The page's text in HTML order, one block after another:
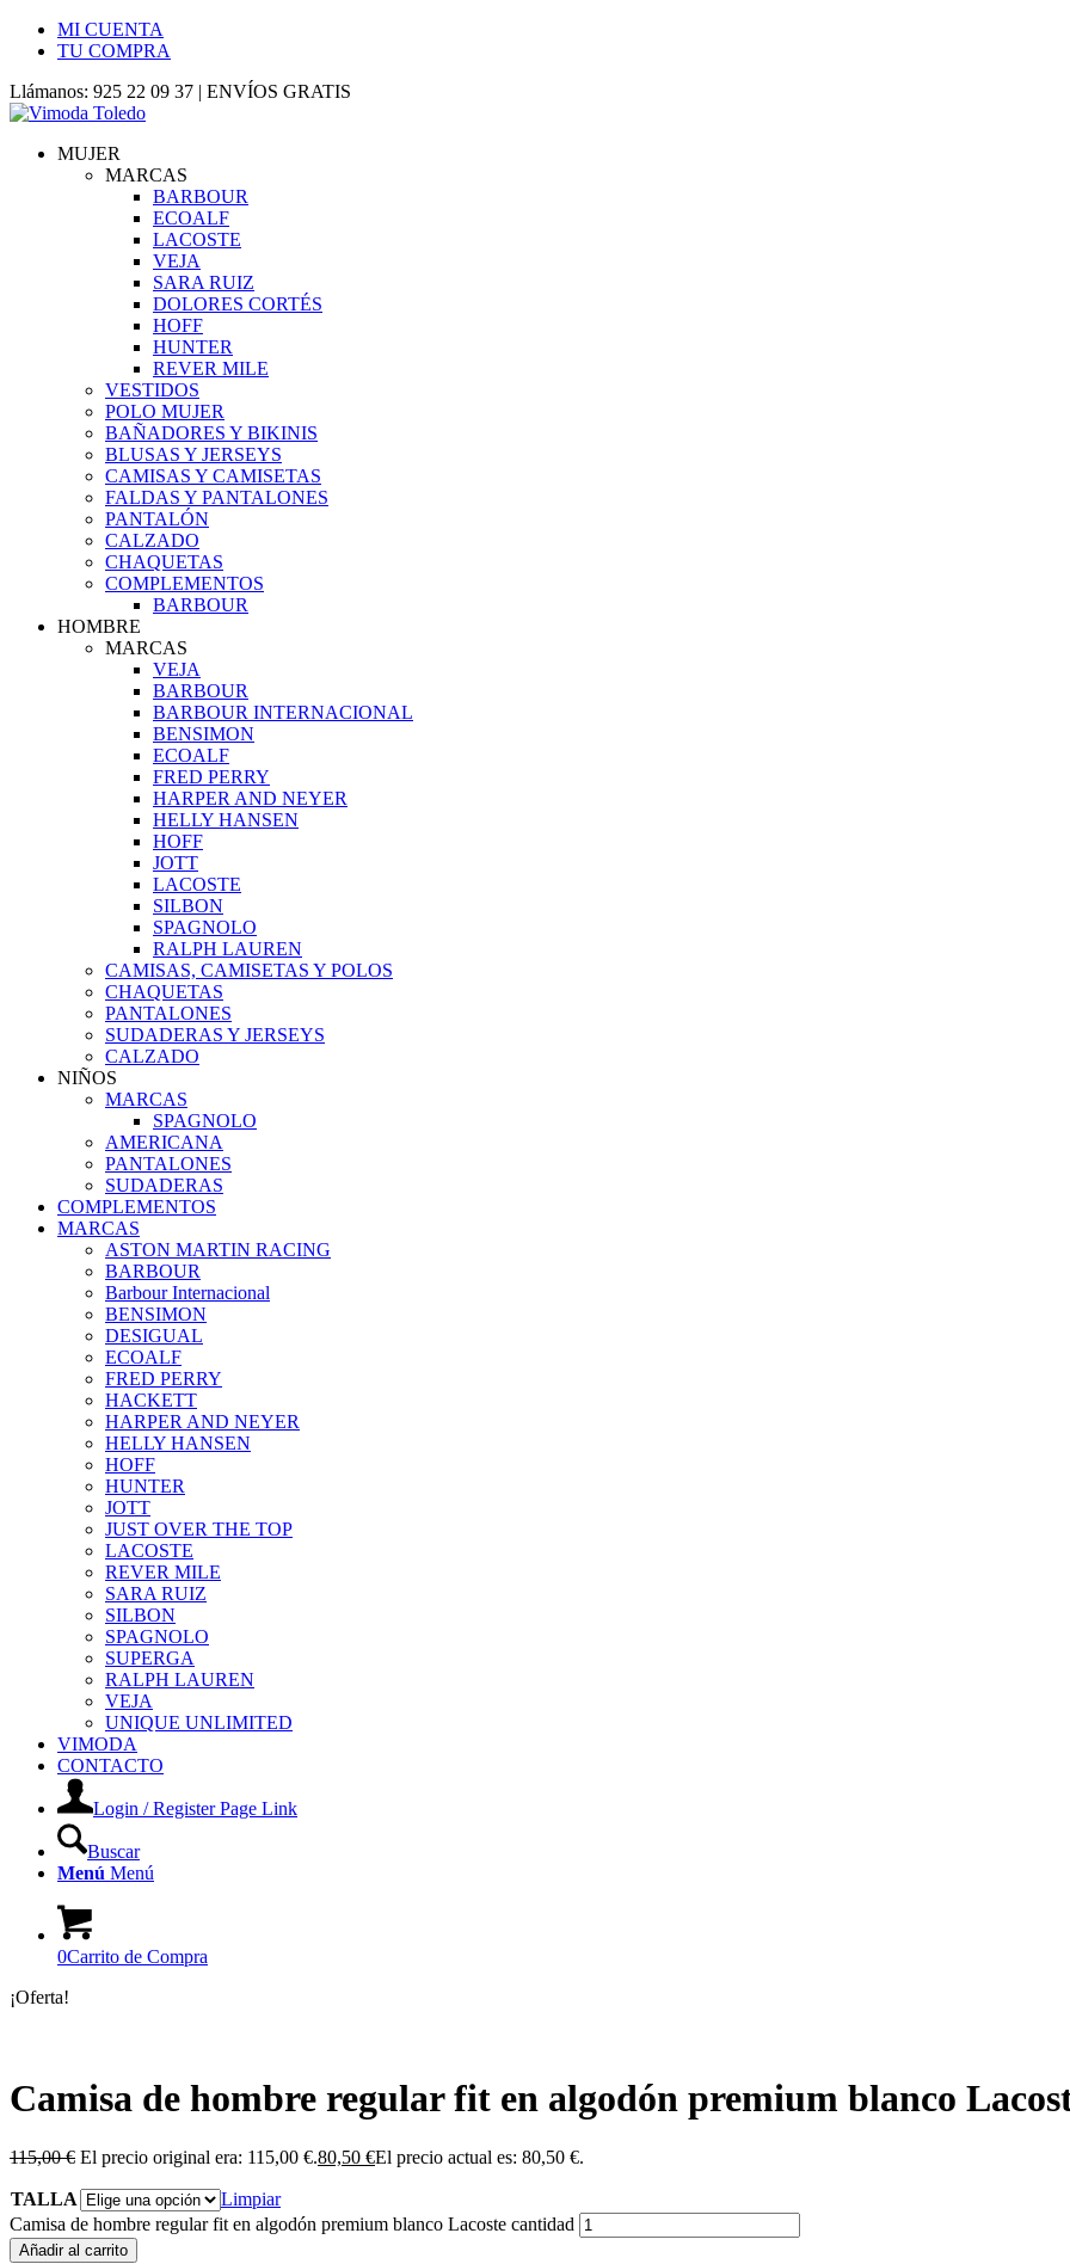
MI CUENTA
TU COMPRA
Llámanos: 925 22 09 37 | ENVÍOS GRATIS
MUJER
MARCAS
BARBOUR
ECOALF
LACOSTE
VEJA
SARA RUIZ
DOLORES CORTÉS
HOFF
HUNTER
REVER MILE
VESTIDOS
POLO MUJER
BAÑADORES Y BIKINIS
BLUSAS Y JERSEYS
CAMISAS Y CAMISETAS
FALDAS Y PANTALONES
PANTALÓN
CALZADO
CHAQUETAS
COMPLEMENTOS
BARBOUR
HOMBRE
MARCAS
VEJA
BARBOUR
BARBOUR INTERNACIONAL
BENSIMON
ECOALF
FRED PERRY
HARPER AND NEYER
HELLY HANSEN
HOFF
JOTT
LACOSTE
SILBON
SPAGNOLO
RALPH LAUREN
CAMISAS, CAMISETAS Y POLOS
CHAQUETAS
PANTALONES
SUDADERAS Y JERSEYS
CALZADO
NIÑOS
MARCAS
SPAGNOLO
AMERICANA
PANTALONES
SUDADERAS
COMPLEMENTOS
MARCAS
ASTON MARTIN RACING
BARBOUR
Barbour Internacional
BENSIMON
DESIGUAL
ECOALF
FRED PERRY
HACKETT
HARPER AND NEYER
HELLY HANSEN
HOFF
HUNTER
JOTT
JUST OVER THE TOP
LACOSTE
REVER MILE
SARA RUIZ
SILBON
SPAGNOLO
SUPERGA
RALPH LAUREN
VEJA
UNIQUE UNLIMITED
VIMODA
CONTACTO
Login / Register Page Link
Buscar
Menú Menú
0Carrito de Compra
¡Oferta!
Camisa de hombre regular fit en algodón premium blanco
115,00€ El precio original era: 115,00 €.80,50 €El precio actual es: 80,50 €.
TALLA
Limpiar
Camisa de hombre regular fit en algodón premium blanco Lacoste cantidad
Añadir al carrito